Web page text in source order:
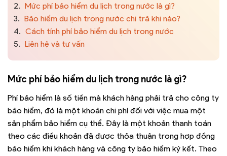
2. Mức phí bảo hiểm du lịch trong nước là gì?
3. Bảo hiểm du lịch trong nước chi trả khi nào?
4. Cách tính phí bảo hiểm du lịch trong nước
5. Liên hệ và tư vấn
Mức phí bảo hiểm du lịch trong nước là gì?
Phí bảo hiểm là số tiền mà khách hàng phải trả cho công ty
bảo hiểm, đó là một khoản chi phí đối với việc mua một
sản phẩm bảo hiểm cụ thể. Đây là một khoản thanh toán
theo các điều khoản đã được thỏa thuận trong hợp đồng
bảo hiểm khi khách hàng và công ty bảo hiểm ký kết. Theo